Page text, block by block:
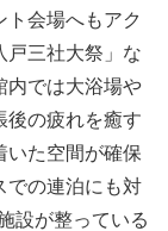
ト会場へもアク
戸三社大祭」な
内では大浴場や
後の疲れを癒す
いた空間が確保
での連泊にも対
設が整っている